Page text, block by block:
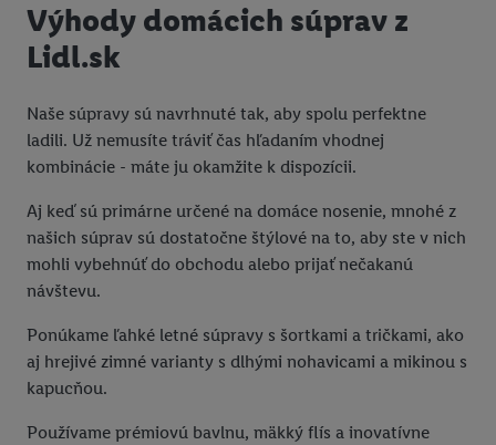
Výhody domácich súprav z
Lidl.sk
Naše súpravy sú navrhnuté tak, aby spolu perfektne
ladili. Už nemusíte tráviť čas hľadaním vhodnej
kombinácie - máte ju okamžite k dispozícii.
Aj keď sú primárne určené na domáce nosenie, mnohé z
našich súprav sú dostatočne štýlové na to, aby ste v nich
mohli vybehnúť do obchodu alebo prijať nečakanú
návštevu.
Ponúkame ľahké letné súpravy s šortkami a tričkami, ako
aj hrejivé zimné varianty s dlhými nohavicami a mikinou s
kapucňou.
Používame prémiovú bavlnu, mäkký flís a inovatívne